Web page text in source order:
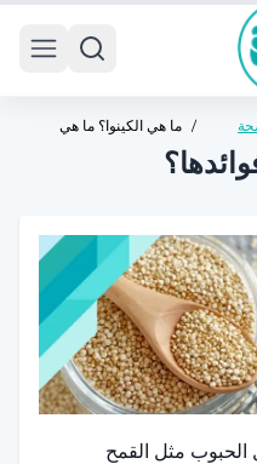
/ ما هي الكينوا؟ ما هي
فوائدها؟
مثل القمح